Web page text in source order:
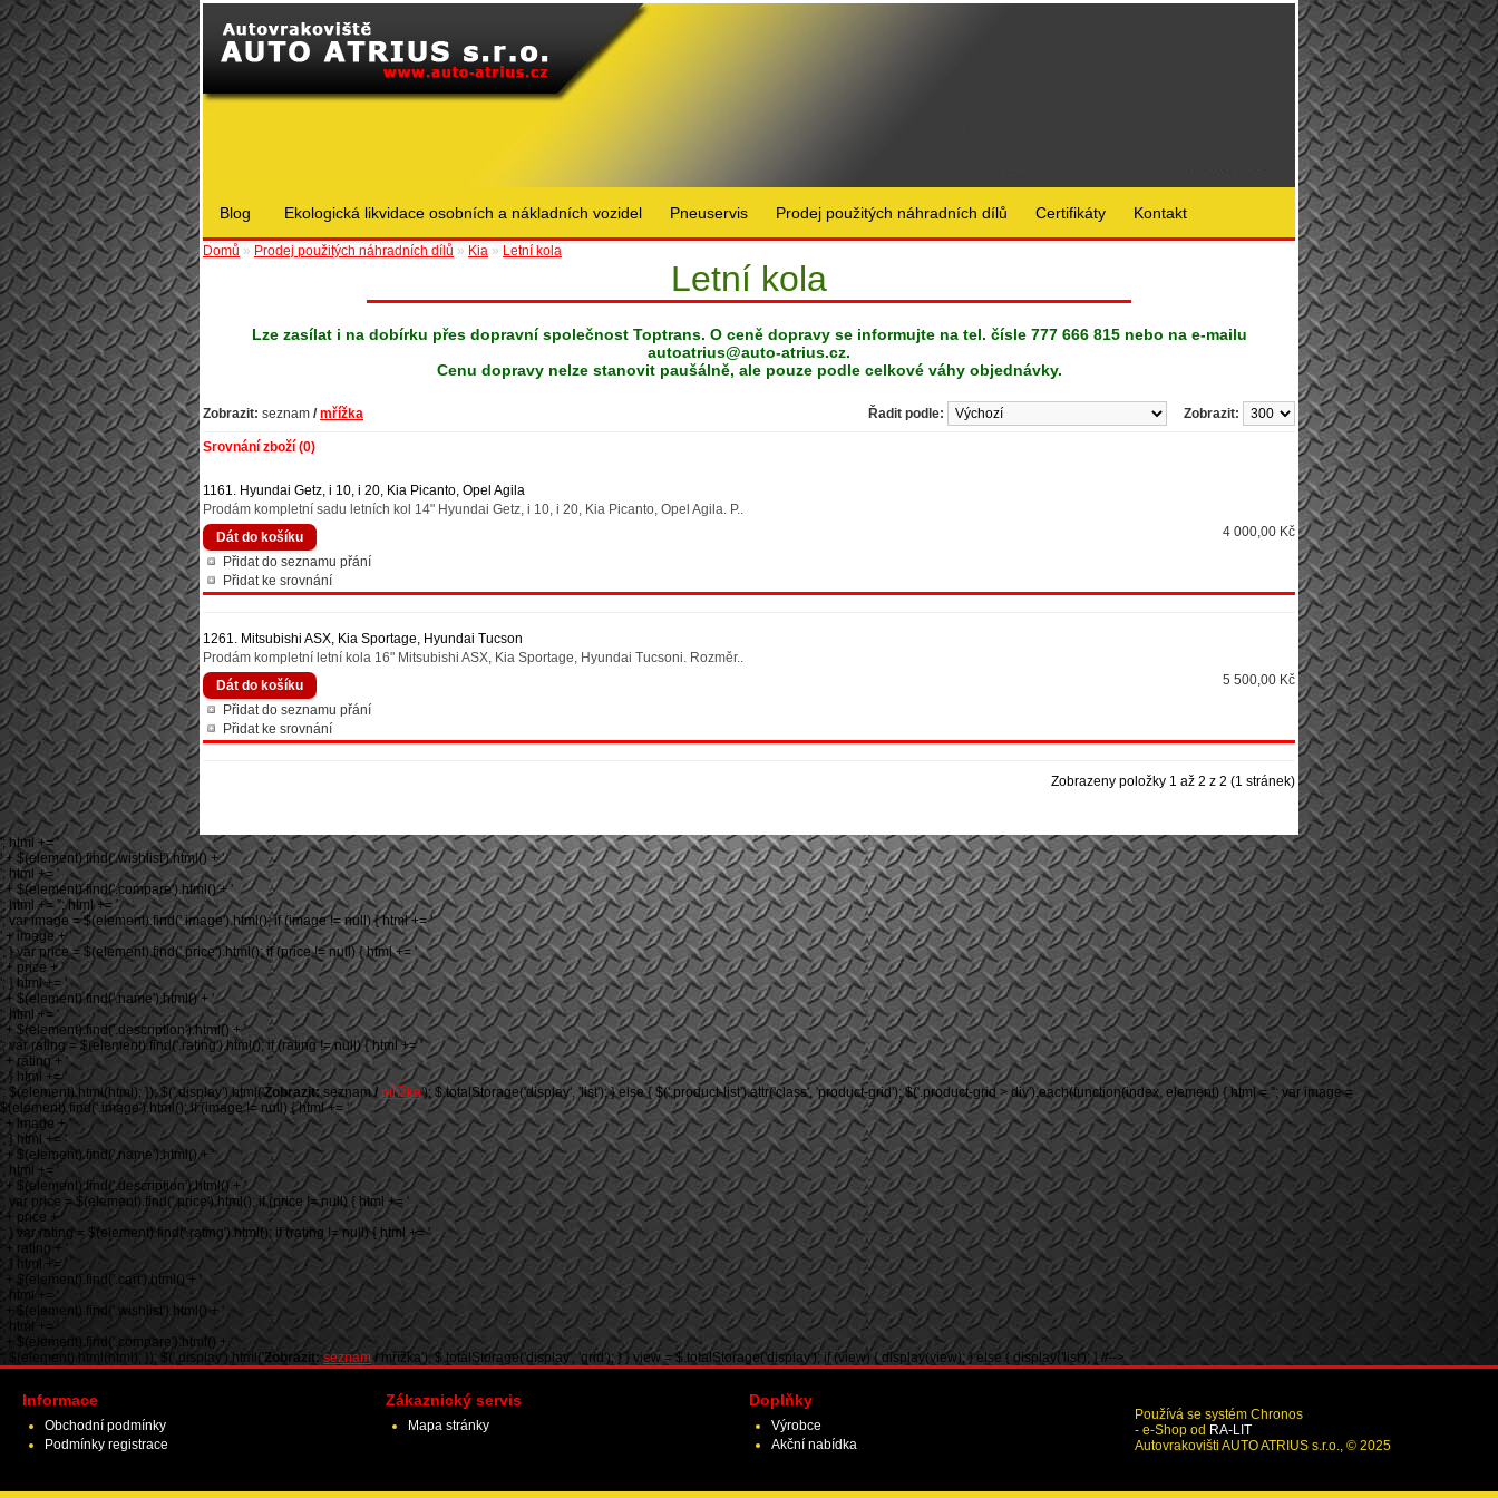
Blog Ekologická likvidace osobních a nákladních vozidel Pneuservis Prodej použitých náhradních dílů Certifikáty Kontakt
Domů » Prodej použitých náhradních dílů » Kia » Letní kola
Letní kola
Lze zasílat i na dobírku přes dopravní společnost Toptrans. O ceně dopravy se informujte na tel. čísle 777 666 815 nebo na e-mailu
autoatrius@auto-atrius.cz.
Cenu dopravy nelze stanovit paušálně, ale pouze podle celkové váhy objednávky.
Zobrazit: seznam / mřížka Zobrazit:
Řadit podle:
Srovnání zboží (0)
1161. Hyundai Getz, i 10, i 20, Kia Picanto, Opel Agila
Prodám kompletní sadu letních kol 14" Hyundai Getz, i 10, i 20, Kia Picanto, Opel Agila. P..
4 000,00 Kč
Přidat do seznamu přání
Přidat ke srovnání
1261. Mitsubishi ASX, Kia Sportage, Hyundai Tucson
Prodám kompletní letní kola 16" Mitsubishi ASX, Kia Sportage, Hyundai Tucsoni. Rozměr..
5 500,00 Kč
Přidat do seznamu přání
Přidat ke srovnání
Zobrazeny položky 1 až 2 z 2 (1 stránek)
'; html += '
' + $(element).find('.wishlist').html() + '
'; html += '
' + $(element).find('.compare').html() + '
'; html += ''; html += '
'; var image = $(element).find('.image').html(); if (image != null) { html += '
' + image + '
'; } var price = $(element).find('.price').html(); if (price != null) { html += '
' + price + '
'; } html += '
' + $(element).find('.name').html() + '
'; html += '
' + $(element).find('.description').html() + '
'; var rating = $(element).find('.rating').html(); if (rating != null) { html += '
' + rating + '
'; } html += '
'; $(element).html(html); }); $('.display').html('Zobrazit:seznam/ mřížka'); $.totalStorage('display', 'list'); } else { $('.product-list').attr('class', 'product-grid'); $('.product-grid > div').each(function(index, element) { html = ''; var image =
$(element).find('.image').html(); if (image != null) { html += '
' + image + '
'; } html += '
' + $(element).find('.name').html() + '
'; html += '
' + $(element).find('.description').html() + '
'; var price = $(element).find('.price').html(); if (price != null) { html += '
' + price + '
'; } var rating = $(element).find('.rating').html(); if (rating != null) { html += '
' + rating + '
'; } html += '
' + $(element).find('.cart').html() + '
'; html += '
' + $(element).find('.wishlist').html() + '
'; html += '
' + $(element).find('.compare').html() + '
'; $(element).html(html); }); $('.display').html('Zobrazit: seznam /mřížka'); $.totalStorage('display', 'grid'); } } view = $.totalStorage('display'); if (view) { display(view); } else { display('list'); } //-->
Informace
Obchodní podmínky
Podmínky registrace
Zákaznický servis
Mapa stránky
Doplňky
Výrobce
Akční nabídka
Používá se systém Chronos
- e-Shop od RA-LIT
Autovrakovišti AUTO ATRIUS s.r.o., © 2025